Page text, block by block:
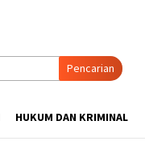
Pencarian
HUKUM DAN KRIMINAL